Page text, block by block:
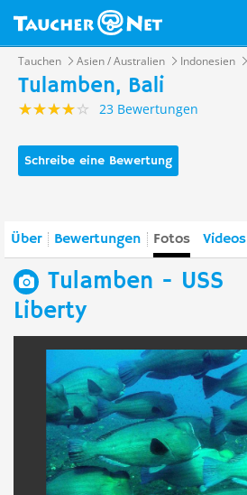
Tauchen Asien / Australien Indonesien
Tulamben, Bali
23 Bewertungen
Schreibe eine Bewertung
Über Bewertungen Fotos Videos
Tulamben - USS
Liberty